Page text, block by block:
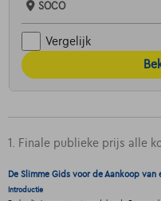
SOCO
Vergelijk
1. Finale publieke prijs alle
De Slimme Gids voor de Aankoop
Introductie